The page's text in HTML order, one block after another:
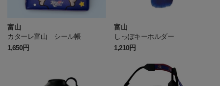
富山
カターレ富山 シール帳
1,650円
富山
しっぽキーホルダー
1,210円